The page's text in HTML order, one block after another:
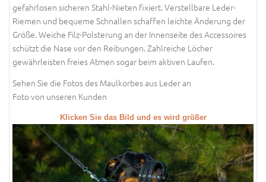
gefahrlosen sicheren Stahl-Nieten fixiert. Verstellbare Leder-
Riemen und bequeme Schnallen schaffen leichte Änderung der
Größe. Weiche Filz-Polsterung an der Innenseite des Accessoires
schützt die Nase vor den Reibungen. Zahlreiche Löcher
gewährleisten freies Atmen sogar beim aktiven Laufen.
Sehen Sie die Fotos des Maulkorbes aus Leder an
Foto von unseren Kunden
Klicken Sie das Bild und es wird größer